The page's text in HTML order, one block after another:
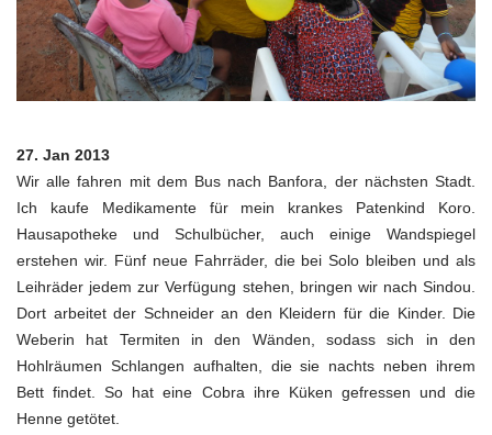
27. Jan 2013
Wir alle fahren mit dem Bus nach Banfora, der nächsten Stadt.
Ich kaufe Medikamente für mein krankes Patenkind Koro.
Hausapotheke und Schulbücher, auch einige Wandspiegel
erstehen wir. Fünf neue Fahrräder, die bei Solo bleiben und als
Leihräder jedem zur Verfügung stehen, bringen wir nach Sindou.
Dort arbeitet der Schneider an den Kleidern für die Kinder. Die
Weberin hat Termiten in den Wänden, sodass sich in den
Hohlräumen Schlangen aufhalten, die sie nachts neben ihrem
Bett findet. So hat eine Cobra ihre Küken gefressen und die
Henne getötet.